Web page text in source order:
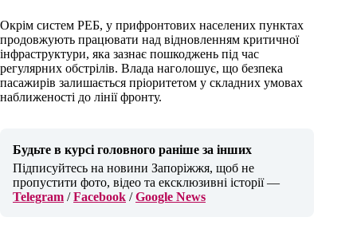
Окрім систем РЕБ, у прифронтових населених пунктах
продовжують працювати над відновленням критичної
інфраструктури, яка зазнає пошкоджень під час
регулярних обстрілів. Влада наголошує, що безпека
пасажирів залишається пріоритетом у складних умовах
наближеності до лінії фронту.
Будьте в курсі головного раніше за інших
Підписуйтесь на новини Запоріжжя, щоб не
пропустити фото, відео та ексклюзивні історії —
Telegram /Facebook /Google News